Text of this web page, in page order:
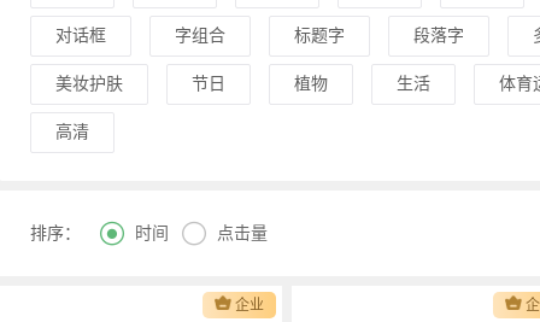
对话框 字组合 标题字 段落字
美妆护肤 节日 植物 生活 体育
高清
排序：  时间  点击量
企业